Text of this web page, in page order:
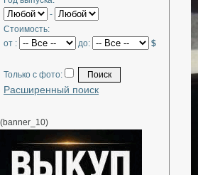
-
Стоимость:
от :
до: $
Только с фото:
Расширенный поиск
(banner_10)